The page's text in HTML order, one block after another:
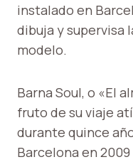
instalado en
dibuja y supervisa
modelo.
Barna Soul, o «El
fruto de su viaje
durante quince
Barcelona en